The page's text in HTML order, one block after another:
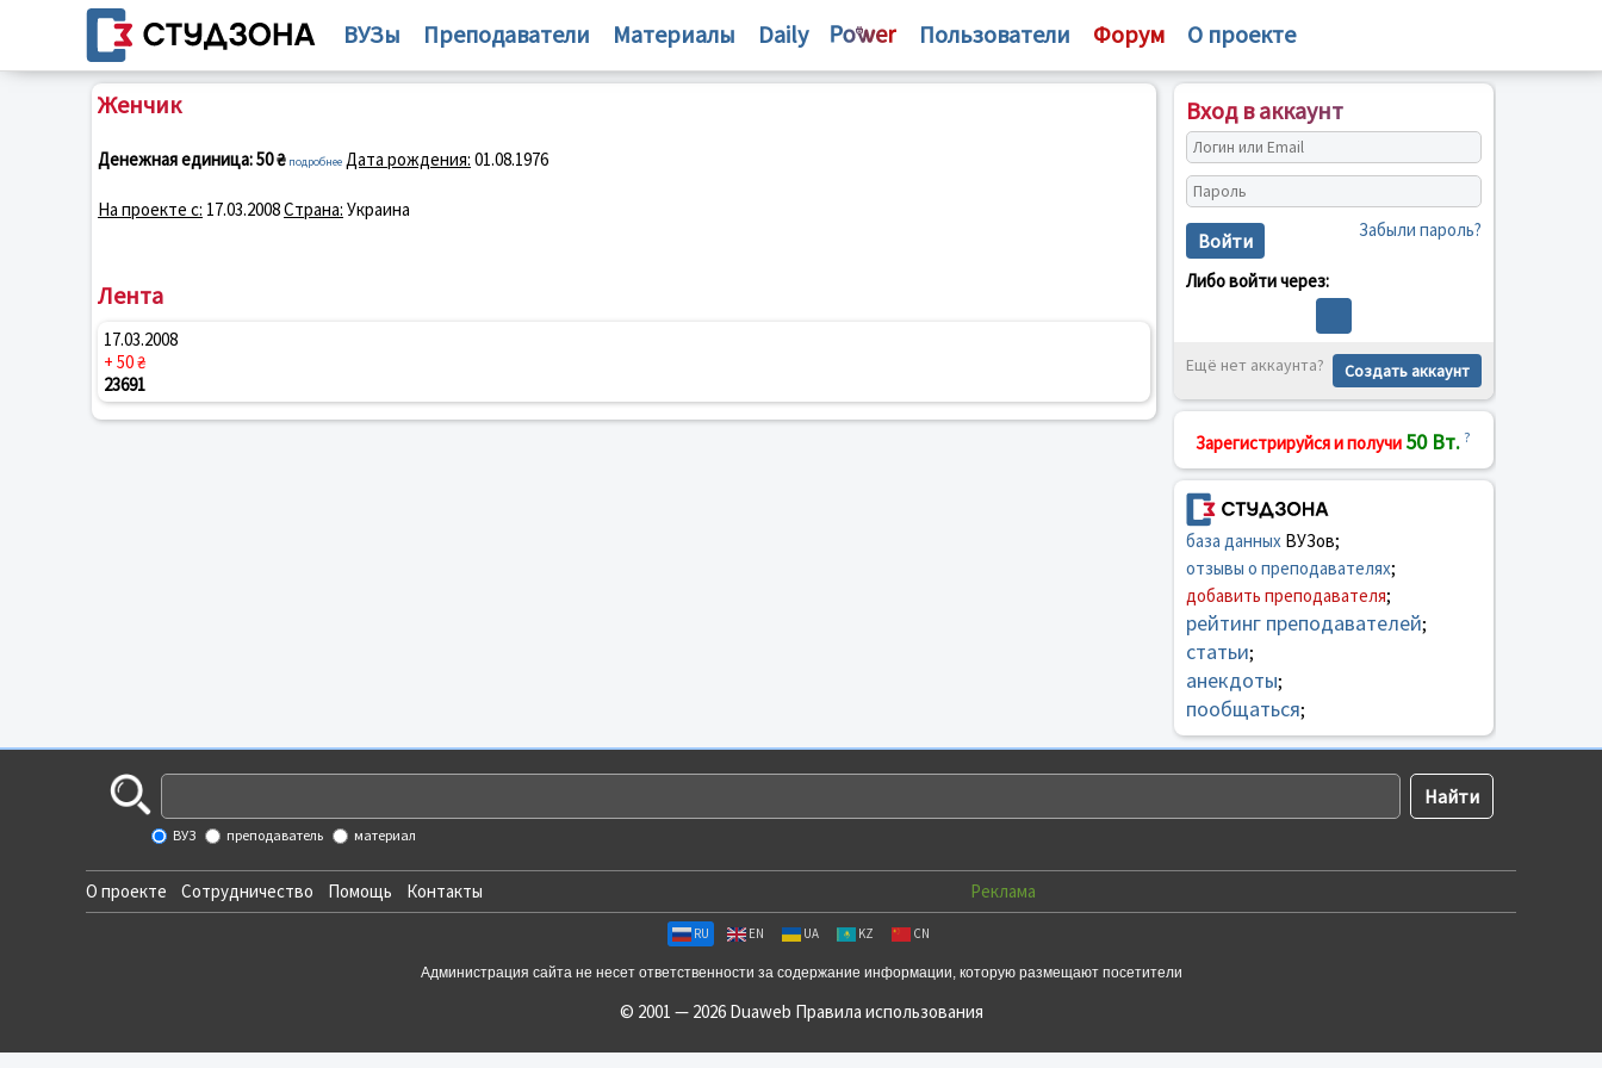
ВУЗы Преподаватели Материалы Daily Пользователи Форум О проекте
Женчик
Денежная единица:50 ₴ подробнее Дата рождения: 01.08.1976
На проекте с: 17.03.2008Страна: Украина
Лента
17.03.2008
+ 50 ₴
23691
Вход в аккаунт
Войти Забыли пароль?
Либо войти через:
Ещё нет аккаунта? Создать аккаунт
Зарегистрируйся и получи 50 Вт. ?
база данныхВУЗов;
отзывы о преподавателях;
добавить преподавателя;
рейтинг преподавателей;
статьи;
анекдоты;
пообщаться;
ВУЗ преподаватель материал
О проекте Сотрудничество Помощь Контакты Реклама
RU EN UA KZ CN
Администрация сайта не несет ответственности за содержание информации, которую размещают посетители
© 2001 — 2026 Duaweb Правила использования